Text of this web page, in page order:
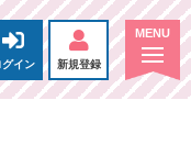
グイン 新規登録